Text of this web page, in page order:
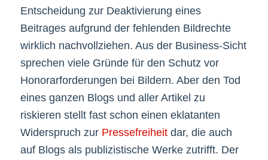
Entscheidung zur Deaktivierung eines
Beitrages aufgrund der fehlenden Bildrechte
wirklich nachvollziehen. Aus der Business-Sicht
sprechen viele Gründe für den Schutz vor
Honorarforderungen bei Bildern. Aber den Tod
eines ganzen Blogs und aller Artikel zu
riskieren stellt fast schon einen eklatanten
Widerspruch zur Pressefreiheitdar, die auch
auf Blogs als publizistische Werke zutrifft. Der